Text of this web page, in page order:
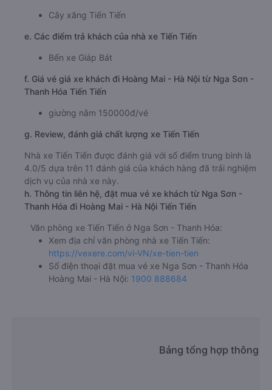
Cây xăng Tiến Tiến
e. Các điểm trả khách của nhà xe Tiến Tiến
Bến xe Giáp Bát
f. Giá vé giá xe khách đi Hoàng Mai - Hà Nội từ Nga Sơn -
Thanh Hóa Tiến Tiến
giường nằm 150000đ/vé
g. Review, đánh giá chất lượng xe Tiến Tiến
Nhà xe Tiến Tiến được đánh giá với số điểm trung bình là
4.0/5 dựa trên 11 đánh giá của khách hàng đã trải nghiệm
dịch vụ của nhà xe này.
h. Thông tin liên hệ, đặt mua vé xe khách từ Nga Sơn -
Thanh Hóa đi Hoàng Mai - Hà Nội Tiến Tiến
Văn phòng xe Tiến Tiến ở Nga Sơn - Thanh Hóa:
Xem địa chỉ văn phòng nhà xe Tiến Tiến:
https://vexere.com/vi-VN/xe-tien-tien
Số điện thoại đặt mua vé xe Nga Sơn - Thanh Hóa
Hoàng Mai - Hà Nội: 1900 888684
Bảng tổng hợp thông